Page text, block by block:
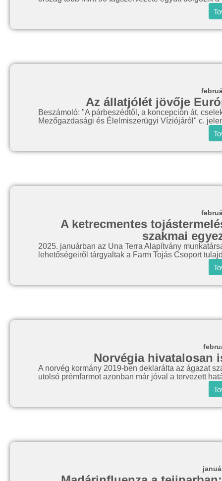
Az állatjólét jövője
Beszámoló: "A párbeszédtől, a koncepción át,
Mezőgazdasági és Élelmiszerügyi Víziójáról" c.
A ketrecmentes
szakmai
2025. januárban az Una Terra Alapítvány
lehetőségeiről tárgyaltak a Farm Tojás Csoport
Norvégia hivatalosan
A norvég kormány 2019-ben deklarálta az ágazat
utolsó prémfarmot azonban már jóval a tervezett